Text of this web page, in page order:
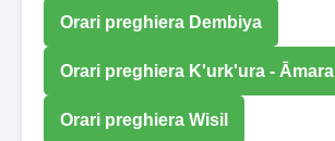
Orari preghiera Dembiya
Orari preghiera K'urk'ura - Āmara
Orari preghiera Wisil